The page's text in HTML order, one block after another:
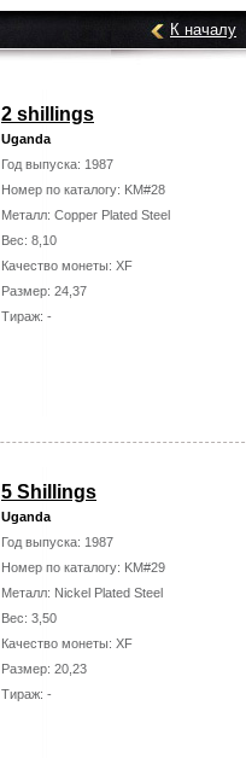
К началу
2 shillings
Uganda
Год выпуска: 1987
Номер по каталогу: KM#28
Металл: Copper Plated Steel
Вес: 8,10
Качество монеты: XF
Размер: 24,37
Тираж: -
5 Shillings
Uganda
Год выпуска: 1987
Номер по каталогу: KM#29
Металл: Nickel Plated Steel
Вес: 3,50
Качество монеты: XF
Размер: 20,23
Тираж: -